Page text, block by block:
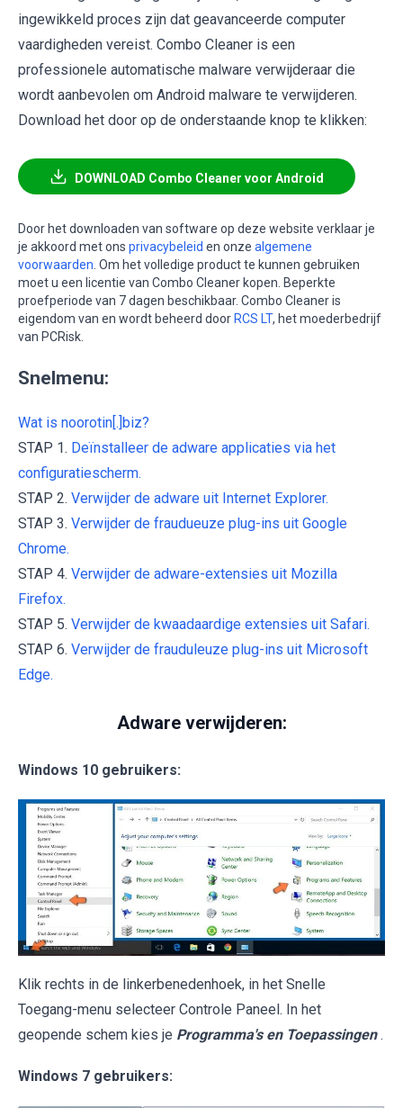
ingewikkeld proces zijn dat geavanceerde computer
vaardigheden vereist. Combo Cleaner is een
professionele automatische malware verwijderaar die
wordt aanbevolen om Android malware te verwijderen.
Download het door op de onderstaande knop te klikken:
DOWNLOAD Combo Cleaner voor Android
Door het downloaden van software op deze website verklaar je
je akkoord met ons privacybeleid en onze algemene
voorwaarden . Om het volledige product te kunnen gebruiken
moet u een licentie van Combo Cleaner kopen. Beperkte
proefperiode van 7 dagen beschikbaar. Combo Cleaner is
eigendom van en wordt beheerd door RCS LT, het moederbedrijf
van PCRisk.
Snelmenu:
Wat is noorotin[.]biz?
STAP 1. Deïnstalleer de adware applicaties via het
configuratiescherm.
STAP 2. Verwijder de adware uit Internet Explorer.
STAP 3. Verwijder de fraudueuze plug-ins uit Google
Chrome.
STAP 4. Verwijder de adware-extensies uit Mozilla
Firefox.
STAP 5. Verwijder de kwaadaardige extensies uit Safari.
STAP 6. Verwijder de frauduleuze plug-ins uit Microsoft
Edge.
Adware verwijderen:
Windows 10 gebruikers:
Klik rechts in de linkerbenedenhoek, in het Snelle
Toegang-menu selecteer Controle Paneel. In het
geopende schem kies je Programma's en Toepassingen .
Windows 7 gebruikers: